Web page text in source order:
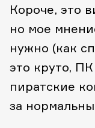
Короче, это
но мое
нужно (как
это круто,
пиратские
за